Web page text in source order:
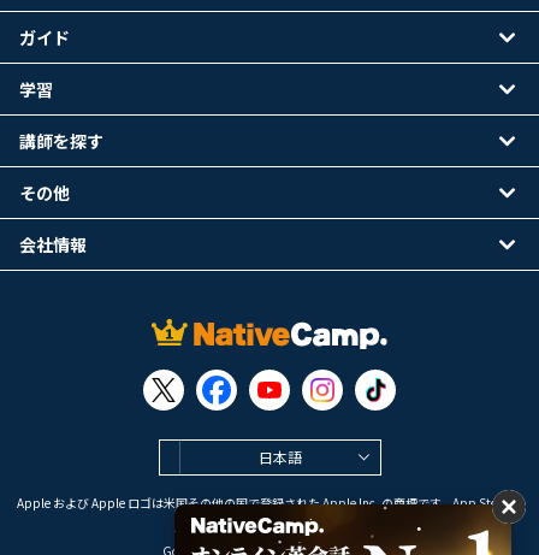
日本語
Apple および Apple ロゴは米国その他の国で登録された Apple Inc. の商標です。App Store は
Apple Inc. のサービスマークです。
Google Play は Google LLC の商標です。
ガイド
学習
講師を探す
その他
会社情報